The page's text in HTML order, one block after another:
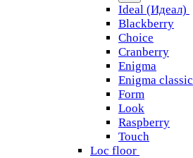
Ideal (Идеал)
Blackberry
Choice
Cranberry
Enigma
Enigma classic
Form
Look
Raspberry
Touch
Loc floor